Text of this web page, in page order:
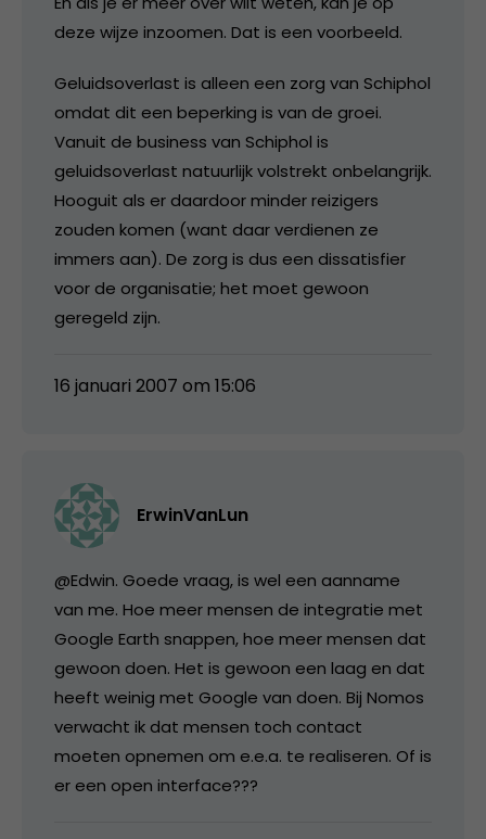
deze wijze inzoomen. Dat is een voorbeeld.
Geluidsoverlast is alleen een zorg van Schiphol
omdat dit een beperking is van de groei.
Vanuit de business van Schiphol is
geluidsoverlast natuurlijk volstrekt onbelangrijk.
Hooguit als er daardoor minder reizigers
zouden komen (want daar verdienen ze
immers aan). De zorg is dus een dissatisfier
voor de organisatie; het moet gewoon
geregeld zijn.
16 januari 2007 om 15:06
ErwinVanLun
@Edwin. Goede vraag, is wel een aanname
van me. Hoe meer mensen de integratie met
Google Earth snappen, hoe meer mensen dat
gewoon doen. Het is gewoon een laag en dat
heeft weinig met Google van doen. Bij Nomos
verwacht ik dat mensen toch contact
moeten opnemen om e.e.a. te realiseren. Of is
er een open interface???